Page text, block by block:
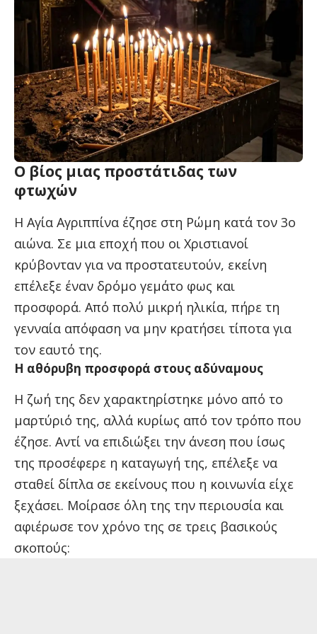
Ο βίος μιας προστάτιδας των
φτωχών
Η Αγία Αγριππίνα έζησε στη Ρώμη κατά τον 3ο
αιώνα. Σε μια εποχή που οι Χριστιανοί
κρύβονταν για να προστατευτούν, εκείνη
επέλεξε έναν δρόμο γεμάτο φως και
προσφορά. Από πολύ μικρή ηλικία, πήρε τη
γενναία απόφαση να μην κρατήσει τίποτα για
τον εαυτό της.
Η αθόρυβη προσφορά στους αδύναμους
Η ζωή της δεν χαρακτηρίστηκε μόνο από το
μαρτύριό της, αλλά κυρίως από τον τρόπο που
έζησε. Αντί να επιδιώξει την άνεση που ίσως
της προσέφερε η καταγωγή της, επέλεξε να
σταθεί δίπλα σε εκείνους που η κοινωνία είχε
ξεχάσει. Μοίρασε όλη της την περιουσία και
αφιέρωσε τον χρόνο της σε τρεις βασικούς
σκοπούς: